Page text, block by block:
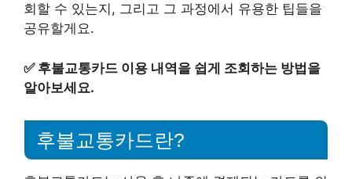
회할 수 있는지, 그리고 그 과정에서 유용한 팁들을
공유할게요.
✅ 후불교통카드 이용 내역을 쉽게 조회하는 방법을
알아보세요.
후불교통카드란?